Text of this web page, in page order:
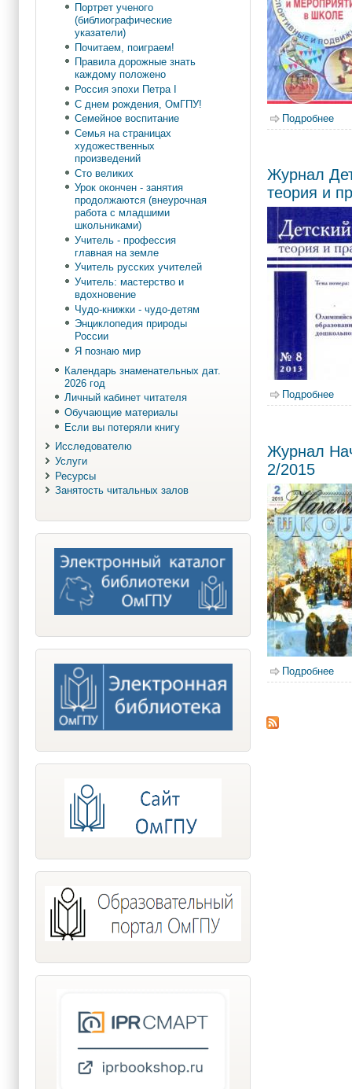
Подробнее
Журнал
теория и
Подробнее
Журнал
2/2015
Подробнее
Портрет ученого
(библиографические
указатели)
Почитаем, поиграем!
Правила дорожные знать
каждому положено
Россия эпохи Петра I
С днем рождения, ОмГПУ!
Семейное воспитание
Семья на страницах
художественных
произведений
Сто великих
Урок окончен - занятия
продолжаются (внеурочная
работа с младшими
школьниками)
Учитель - профессия
главная на земле
Учитель русских учителей
Учитель: мастерство и
вдохновение
Чудо-книжки - чудо-детям
Энциклопедия природы
России
Я познаю мир
Календарь знаменательных дат.
2026 год
Личный кабинет читателя
Обучающие материалы
Если вы потеряли книгу
Исследователю
Услуги
Ресурсы
Занятость читальных залов